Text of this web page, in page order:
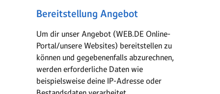
Bereitstellung Angebot
Um dir unser Angebot (WEB.DE Online-
Portal/unsere Websites) bereitstellen zu
können und gegebenenfalls abzurechnen,
werden erforderliche Daten wie
beispielsweise deine IP-Adresse oder